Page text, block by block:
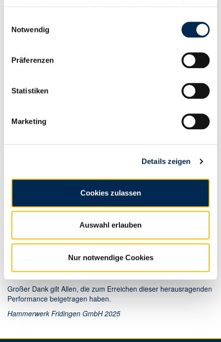
Notwendig
Präferenzen
Statistiken
Marketing
Details zeigen
Cookies zulassen
Auswahl erlauben
Nur notwendige Cookies
In der von KION / Linde 2023 gestarteten OTIF 95 Initiative wird
Gemessen wird hierbei die pünktliche und mengengenaue
Lieferung der bestellten Teile.
Durch kontinuierliche Verbesserung konnte HF im Jahr 2024 eine
Übergeben wurde der Award von Herrn Killmann – Supplier
Readiness & Development Manager.
Großer Dank gilt Allen, die zum Erreichen dieser herausragenden
Performance beigetragen haben.
Hammerwerk Fridingen GmbH 2025